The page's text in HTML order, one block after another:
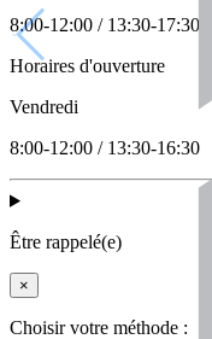
8:00-12:00 / 13:30-17:30
Horaires d'ouverture
Vendredi
8:00-12:00 / 13:30-16:30
Être rappelé(e)
×
Choisir votre méthode :